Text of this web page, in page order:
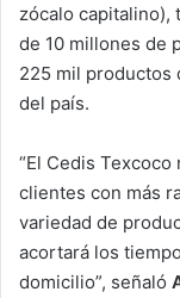
zócalo capitalino),
de 10 millones de
225 mil productos
del país.
“El Cedis
clientes con más
variedad de
acortará los
domicilio”, señaló